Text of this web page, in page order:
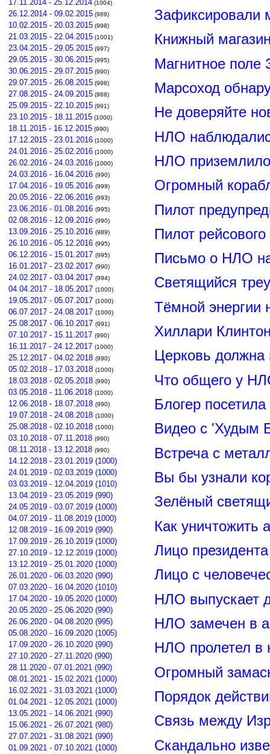
17.11.2014 - 25.12.2014 (1004)
26.12.2014 - 09.02.2015 (989)
10.02.2015 - 20.03.2015 (998)
21.03.2015 - 22.04.2015 (1001)
23.04.2015 - 29.05.2015 (997)
29.05.2015 - 30.06.2015 (995)
30.06.2015 - 29.07.2015 (990)
29.07.2015 - 26.08.2015 (998)
27.08.2015 - 24.09.2015 (988)
25.09.2015 - 22.10.2015 (991)
23.10.2015 - 18.11.2015 (1000)
18.11.2015 - 16.12.2015 (990)
17.12.2015 - 23.01.2016 (1000)
24.01.2016 - 25.02.2016 (1000)
26.02.2016 - 24.03.2016 (1000)
24.03.2016 - 16.04.2016 (990)
17.04.2016 - 19.05.2016 (999)
20.05.2016 - 22.06.2016 (993)
23.06.2016 - 01.08.2016 (995)
02.08.2016 - 12.09.2016 (990)
13.09.2016 - 25.10.2016 (989)
26.10.2016 - 05.12.2016 (995)
06.12.2016 - 15.01.2017 (995)
16.01.2017 - 23.02.2017 (990)
24.02.2017 - 03.04.2017 (994)
04.04.2017 - 18.05.2017 (1000)
19.05.2017 - 05.07.2017 (1000)
06.07.2017 - 24.08.2017 (1000)
25.08.2017 - 06.10.2017 (991)
07.10.2017 - 15.11.2017 (990)
16.11.2017 - 24.12.2017 (1000)
25.12.2017 - 04.02.2018 (990)
05.02.2018 - 17.03.2018 (1000)
18.03.2018 - 02.05.2018 (990)
03.05.2018 - 11.06.2018 (1000)
12.06.2018 - 18.07.2018 (990)
19.07.2018 - 24.08.2018 (1000)
25.08.2018 - 02.10.2018 (1000)
03.10.2018 - 07.11.2018 (990)
08.11.2018 - 13.12.2018 (990)
14.12.2018 - 23.01.2019 (1000)
24.01.2019 - 02.03.2019 (1000)
03.03.2019 - 12.04.2019 (1010)
13.04.2019 - 23.05.2019 (990)
24.05.2019 - 03.07.2019 (1000)
04.07.2019 - 11.08.2019 (1000)
12.08.2019 - 16.09.2019 (990)
17.09.2019 - 26.10.2019 (1000)
27.10.2019 - 12.12.2019 (1000)
13.12.2019 - 25.01.2020 (1000)
26.01.2020 - 06.03.2020 (990)
07.03.2020 - 16.04.2020 (1010)
17.04.2020 - 19.05.2020 (1000)
20.05.2020 - 25.06.2020 (990)
26.06.2020 - 04.08.2020 (995)
05.08.2020 - 16.09.2020 (1005)
17.09.2020 - 26.10.2020 (990)
27.10.2020 - 27.11.2020 (990)
28.11.2020 - 07.01.2021 (990)
08.01.2021 - 15.02.2021 (1000)
16.02.2021 - 31.03.2021 (1000)
01.04.2021 - 12.05.2021 (1000)
13.05.2021 - 14.06.2021 (990)
15.06.2021 - 26.07.2021 (980)
27.07.2021 - 31.08.2021 (990)
01.09.2021 - 07.10.2021 (1000)
Зафиксировали
Книжный
Магнитное поле
Марсоход
Не доверяйте
НЛО
НЛО
Огромный
Пилот
Пилот
Письмо о НЛО
Светящийся
Тёмной энергии
Хиллари
Церковь должна
Что общего у
Блогер
Видео с 'Худым
Встреча с
Вы бы узнали
Зелёный
Как уничтожить
Лицо
Лицо с
НЛО выпускает
НЛО замечен в
НЛО пролетел в
Огромный
Порядок
Связь между
Скандально